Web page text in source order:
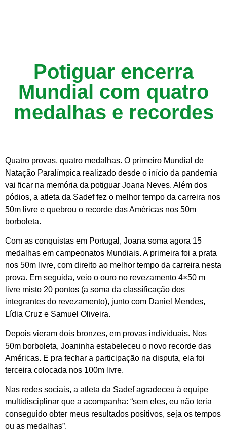
Potiguar encerra
Mundial com quatro
medalhas e recordes
Quatro provas, quatro medalhas. O primeiro Mundial de
Natação Paralímpica realizado desde o início da pandemia
vai ficar na memória da potiguar Joana Neves. Além dos
pódios, a atleta da Sadef fez o melhor tempo da carreira nos
50m livre e quebrou o recorde das Américas nos 50m
borboleta.
Com as conquistas em Portugal, Joana soma agora 15
medalhas em campeonatos Mundiais. A primeira foi a prata
nos 50m livre, com direito ao melhor tempo da carreira nesta
prova. Em seguida, veio o ouro no revezamento 4×50 m
livre misto 20 pontos (a soma da classificação dos
integrantes do revezamento), junto com Daniel Mendes,
Lídia Cruz e Samuel Oliveira.
Depois vieram dois bronzes, em provas individuais. Nos
50m borboleta, Joaninha estabeleceu o novo recorde das
Américas. E pra fechar a participação na disputa, ela foi
terceira colocada nos 100m livre.
Nas redes sociais, a atleta da Sadef agradeceu à equipe
multidisciplinar que a acompanha: “sem eles, eu não teria
conseguido obter meus resultados positivos, seja os tempos
ou as medalhas”.